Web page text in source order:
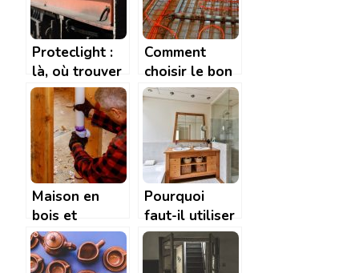
appel à
l’ARTISAN
FERNANDEZ
Proteclight :
là, où trouver
tous les
matériels de
signalisation
Comment
choisir le bon
plancher
chauffant ?
Maison en
bois et
canalisations :
comment
Pourquoi
faut-il utiliser
le bois pour
construire une